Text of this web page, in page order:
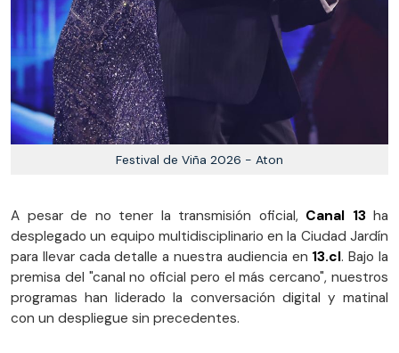
Festival de Viña 2026 - Aton
A pesar de no tener la transmisión oficial, Canal 13 ha
desplegado un equipo multidisciplinario en la Ciudad Jardín
para llevar cada detalle a nuestra audiencia en 13.cl. Bajo la
premisa del "canal no oficial pero el más cercano", nuestros
programas han liderado la conversación digital y matinal
con un despliegue sin precedentes.